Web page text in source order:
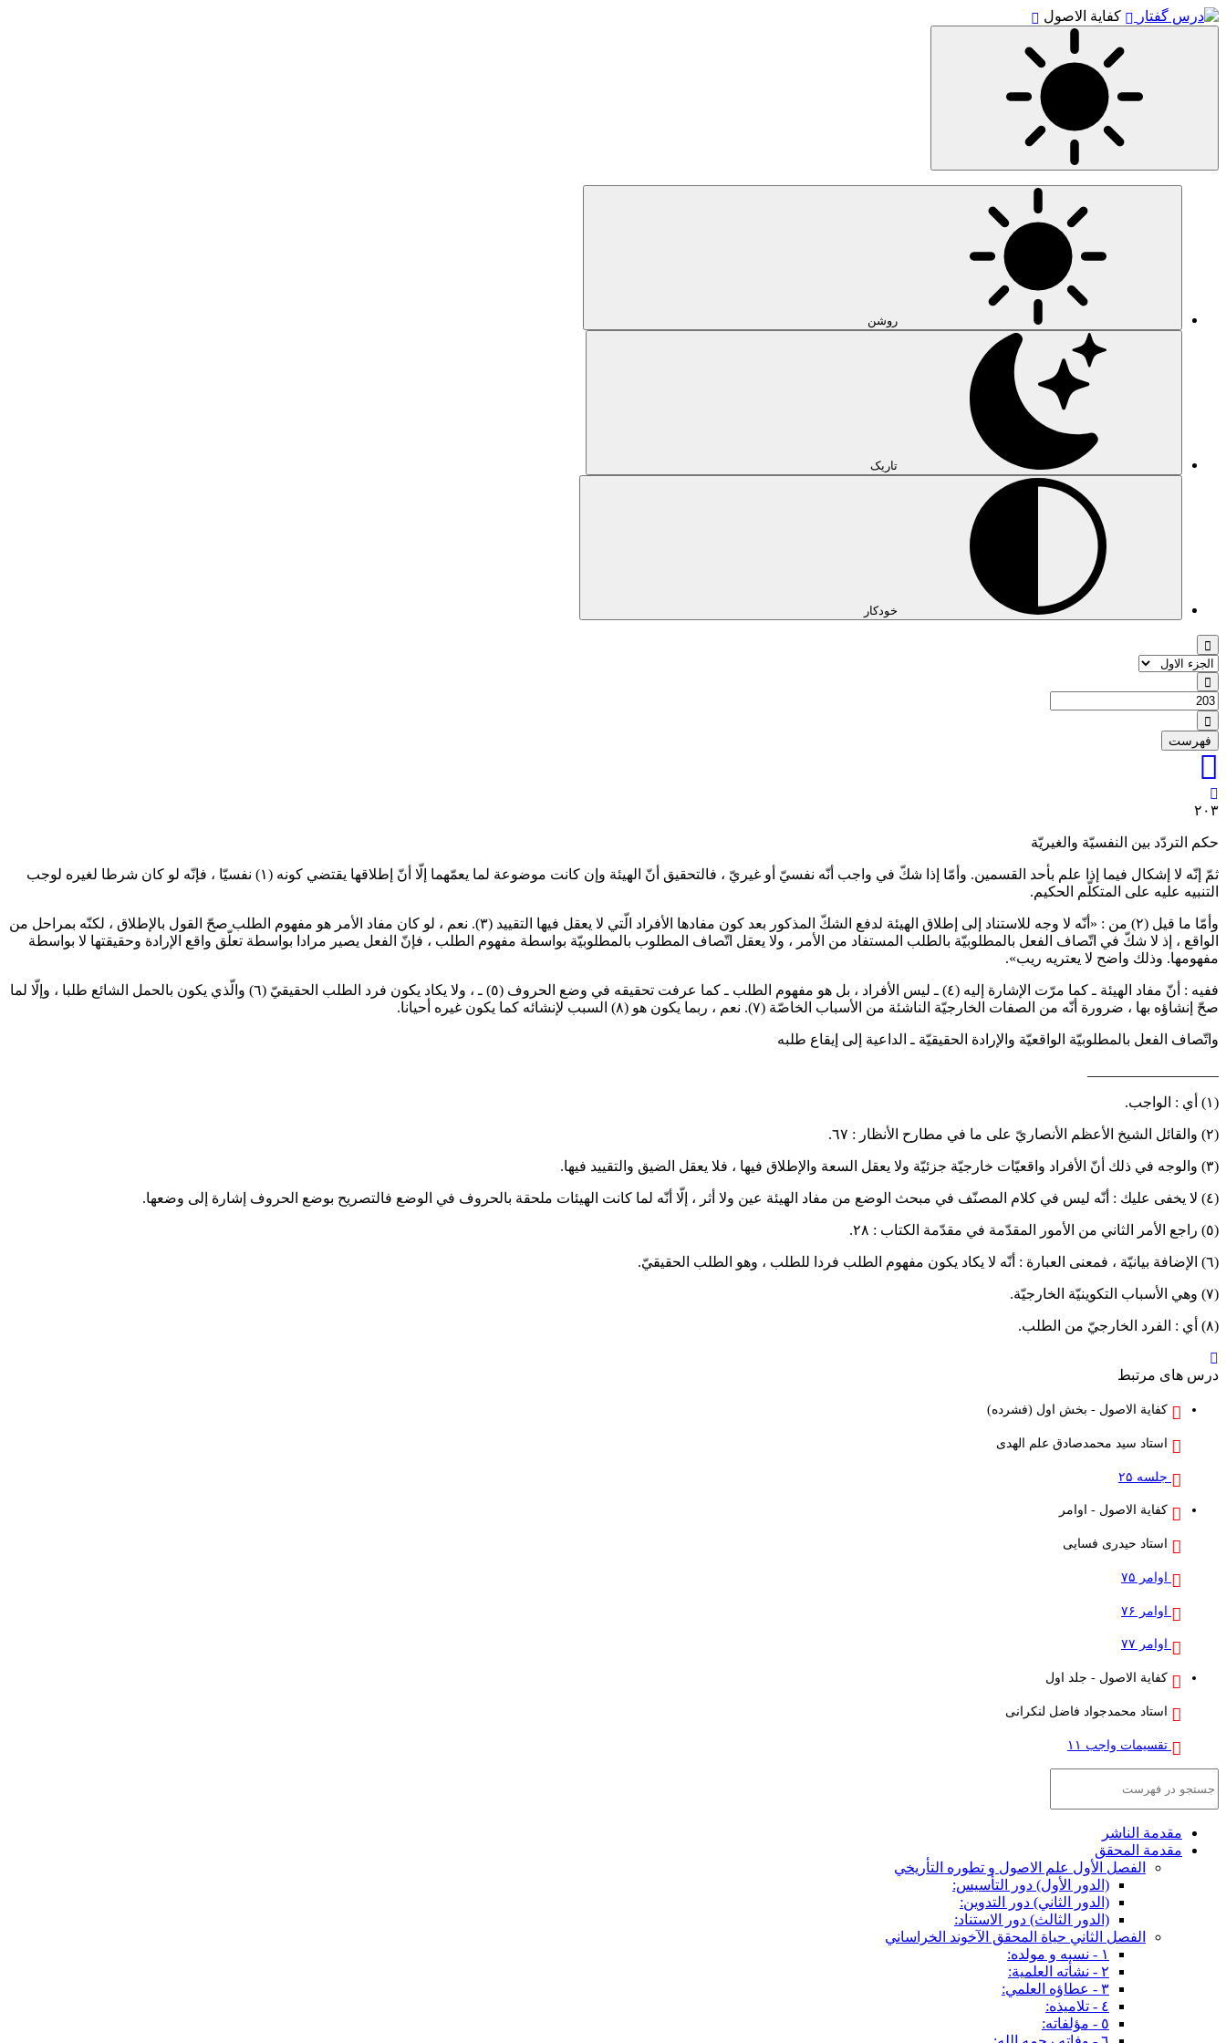
کفایة الاصول
فهرست
٢٠٣
حكم التردّد بين النفسيّة والغيريّة
ثمّ إنّه لا إشكال فيما إذا علم بأحد القسمين. وأمّا إذا شكّ في واجب أنّه نفسيّ أو غيريّ ، فالتحقيق أنّ الهيئة وإن كانت موضوعة لما يعمّهما إلّا أنّ إطلاقها يقتضي كونه (١)
نفسيّا ، فإنّه لو كان شرطا لغيره لوجب
التنبيه عليه على المتكلّم الحكيم.
وأمّا ما قيل (٢) من : «أنّه لا وجه للاستناد إلى إطلاق الهيئة لدفع الشكّ المذكور بعد كون مفادها الأفراد الّتي لا يعقل فيها التقييد (٣)
. نعم ، لو كان مفاد الأمر هو مفهوم الطلب صحّ القول بالإطلاق ، لكنّه بمراحل من
الواقع ، إذ لا شكّ في اتّصاف الفعل بالمطلوبيّة بالطلب المستفاد من الأمر ، ولا يعقل اتّصاف المطلوب بالمطلوبيّة بواسطة مفهوم الطلب ، فإنّ الفعل يصير مرادا بواسطة تعلّق واقع الإرادة وحقيقتها لا بواسطة
مفهومها. وذلك واضح لا يعتريه ريب».
ففيه : أنّ مفاد الهيئة ـ كما مرّت الإشارة إليه (٤) ـ ليس الأفراد ، بل هو مفهوم الطلب ـ كما عرفت تحقيقه في وضع الحروف (٥) ـ ، ولا يكاد يكون فرد الطلب الحقيقيّ (٦)
والّذي يكون بالحمل الشائع طلبا ، وإلّا لما
صحّ إنشاؤه بها ، ضرورة أنّه من الصفات الخارجيّة الناشئة من الأسباب الخاصّة (٧) . نعم ، ربما يكون هو (٨) السبب لإنشائه كما يكون غيره أحيانا.
واتّصاف الفعل بالمطلوبيّة الواقعيّة والإرادة الحقيقيّة ـ الداعية إلى إيقاع طلبه
(١) أي : الواجب.
(٢) والقائل الشيخ الأعظم الأنصاريّ على ما في مطارح الأنظار : ٦٧.
(٣) والوجه في ذلك أنّ الأفراد واقعيّات خارجيّة جزئيّة ولا يعقل السعة والإطلاق فيها ، فلا يعقل الضيق والتقييد فيها.
(٤) لا يخفى عليك : أنّه ليس في كلام المصنّف في مبحث الوضع من مفاد الهيئة عين ولا أثر ، إلّا أنّه لما كانت الهيئات ملحقة بالحروف في الوضع فالتصريح بوضع الحروف إشارة إلى وضعها.
(٥) راجع الأمر الثاني من الأمور المقدّمة في مقدّمة الكتاب : ٢٨.
(٦) الإضافة بيانيّة ، فمعنى العبارة : أنّه لا يكاد يكون مفهوم الطلب فردا للطلب ، وهو الطلب الحقيقيّ.
(٧) وهي الأسباب التكوينيّة الخارجيّة.
(٨) أي : الفرد الخارجيّ من الطلب.
درس های مرتبط
کفایة الاصول - بخش اول (فشرده)
استاد سید محمدصادق علم الهدی
جلسه ۲۵
کفایة الاصول - اوامر
استاد حیدری فسایی
اوامر ۷۵
اوامر ۷۶
اوامر ۷۷
کفایة الاصول - جلد اول
استاد محمدجواد فاضل لنکرانی
تقسیمات واجب ۱۱
مقدمة الناشر
مقدمة المحقق
الفصل الأول علم الاصول و تطوره التأريخي
(الدور الأول) دور التأسيس:
(الدور الثاني) دور التدوين:
(الدور الثالث) دور الاستناد:
الفصل الثاني حياة المحقق الآخوند الخراساني
١ - نسبه و مولده:
٢ - نشأته العلمية:
٣ - عطاؤه العلمي:
٤ - تلاميذه:
٥ - مؤلفاته: